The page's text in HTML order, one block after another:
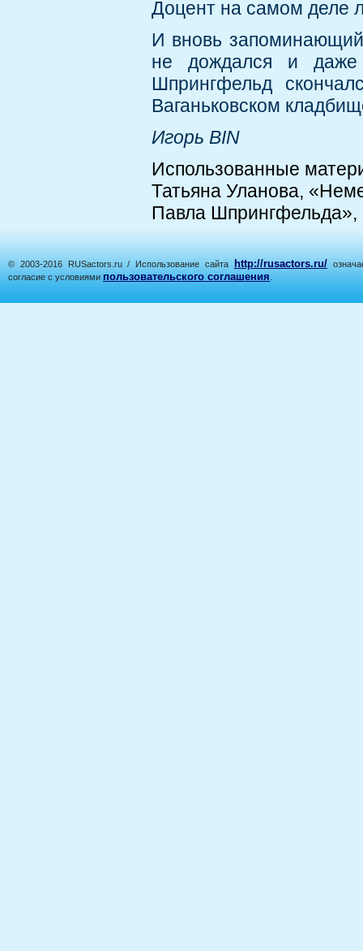
Доцент на самом деле
И вновь
не дождался и даже
Шпрингфельд
Ваганьковском
Игорь BIN
Использованные
Татьяна Уланова,
Павла Шпрингфельда»,
© 2003-2016 RUSactors.ru / Использование сайта http://rusactors.ru/
согласие с условиями пользовательского соглашения